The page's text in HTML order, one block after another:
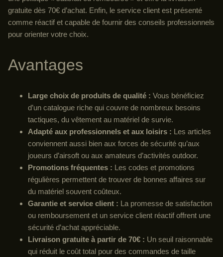
gratuite dès 70€ d’achat. Enfin, le service client est présenté
comme réactif et capable de fournir des conseils professionnels
pour orienter votre choix.
Avantages
Large choix de produits de qualité : Vous bénéficiez
d’un catalogue riche qui couvre de nombreux besoins
tactiques, du vêtement au matériel de survie.
Adapté aux professionnels et aux loisirs : Les articles
conviennent aussi bien aux forces de sécurité qu’aux
joueurs d’airsoft ou aux amateurs d’activités outdoor.
Promotions fréquentes : Les codes et promotions
régulières permettent de trouver de bonnes affaires sur
du matériel souvent coûteux.
Garantie et service client : La promesse de satisfaction
ou remboursement et un service client réactif offrent une
sécurité d’achat appréciable.
Livraison gratuite à partir de 70€ : Un seuil raisonnable
qui réduit le coût total pour des commandes de taille